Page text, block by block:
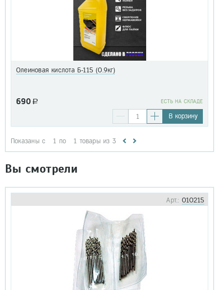
Олеиновая кислота Б-115 (0.9кг)
690 a EСТЬ НА СКЛАДЕ
В корзину
Показаны с 1 по 1 товары из 3
Вы смотрели
Арт.: 010215